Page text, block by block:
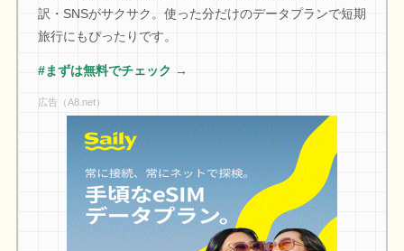
訳・SNSがサクサク。使った分だけのデータプランで短期
旅行にもぴったりです。
#まずは無料でチェック →
広告（A8.net）